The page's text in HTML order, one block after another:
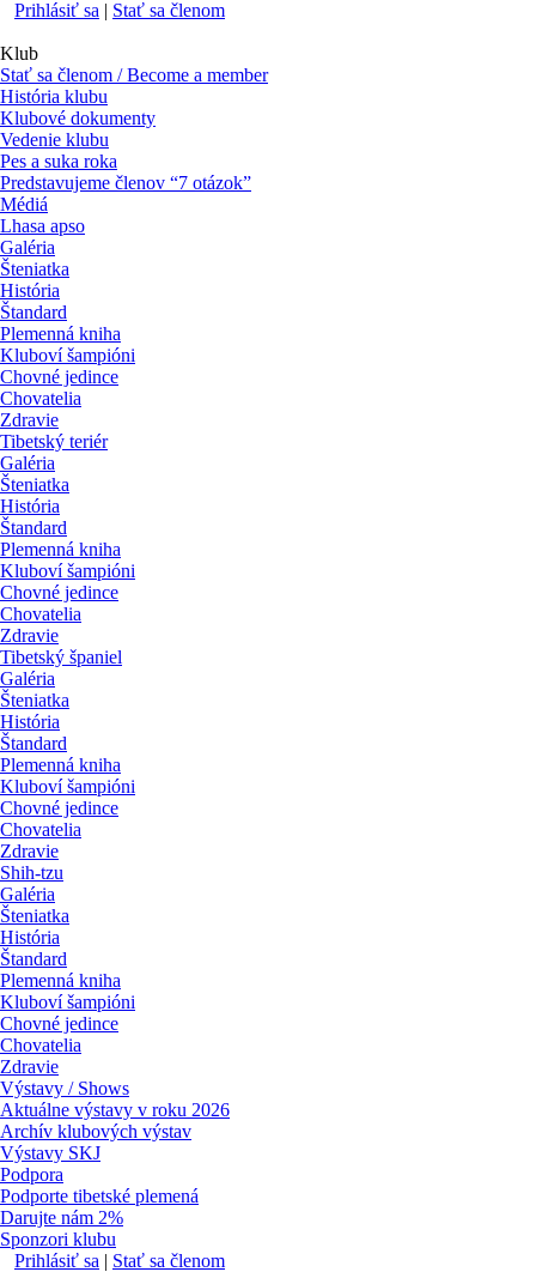
Prihlásiť sa | Stať sa členom
Klub
Stať sa členom / Become a member
História klubu
Klubové dokumenty
Vedenie klubu
Pes a suka roka
Predstavujeme členov “7 otázok”
Médiá
Lhasa apso
Galéria
Šteniatka
História
Štandard
Plemenná kniha
Kluboví šampióni
Chovné jedince
Chovatelia
Zdravie
Tibetský teriér
Galéria
Šteniatka
História
Štandard
Plemenná kniha
Kluboví šampióni
Chovné jedince
Chovatelia
Zdravie
Tibetský španiel
Galéria
Šteniatka
História
Štandard
Plemenná kniha
Kluboví šampióni
Chovné jedince
Chovatelia
Zdravie
Shih-tzu
Galéria
Šteniatka
História
Štandard
Plemenná kniha
Kluboví šampióni
Chovné jedince
Chovatelia
Zdravie
Výstavy / Shows
Aktuálne výstavy v roku 2026
Archív klubových výstav
Výstavy SKJ
Podpora
Podporte tibetské plemená
Darujte nám 2%
Sponzori klubu
Prihlásiť sa | Stať sa členom